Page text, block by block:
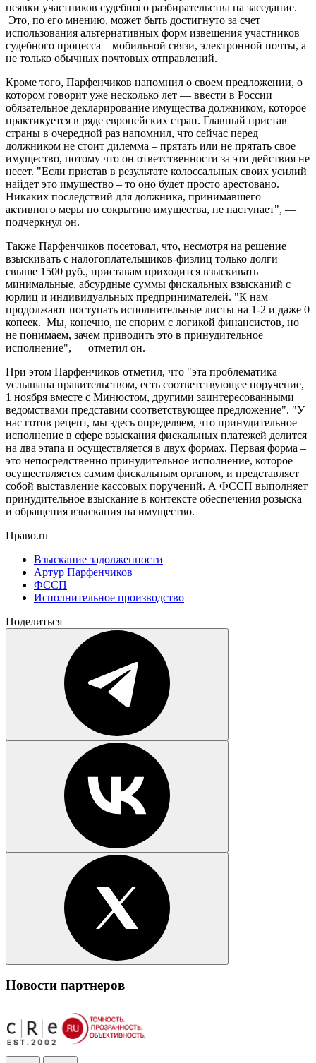
неявки участников судебного разбирательства на заседание.
Это, по его мнению, может быть достигнуто за счет
использования альтернативных форм извещения участников
судебного процесса – мобильной связи, электронной почты, а
не только обычных почтовых отправлений.
Кроме того, Парфенчиков напомнил о своем предложении, о
котором говорит уже несколько лет — ввести в России
обязательное декларирование имущества должником, которое
практикуется в ряде европейских стран. Главный пристав
страны в очередной раз напомнил, что сейчас перед
должником не стоит дилемма – прятать или не прятать свое
имущество, потому что он ответственности за эти действия не
несет. "Если пристав в результате колоссальных своих усилий
найдет это имущество – то оно будет просто арестовано.
Никаких последствий для должника, принимавшего
активного меры по сокрытию имущества, не наступает", —
подчеркнул он.
Также Парфенчиков посетовал, что, несмотря на решение
взыскивать с налогоплательщиков-физлиц только долги
свыше 1500 руб., приставам приходится взыскивать
минимальные, абсурдные суммы фискальных взысканий с
юрлиц и индивидуальных предпринимателей. "К нам
продолжают поступать исполнительные листы на 1-2 и даже 0
копеек. Мы, конечно, не спорим с логикой финансистов, но
не понимаем, зачем приводить это в принудительное
исполнение", — отметил он.
При этом Парфенчиков отметил, что "эта проблематика
услышана правительством, есть соответствующее поручение,
1 ноября вместе с Минюстом, другими заинтересованными
ведомствами представим соответствующее предложение". "У
нас готов рецепт, мы здесь определяем, что принудительное
исполнение в сфере взыскания фискальных платежей делится
на два этапа и осуществляется в двух формах. Первая форма –
это непосредственно принудительное исполнение, которое
осуществляется самим фискальным органом, и представляет
собой выставление кассовых поручений. А ФССП выполняет
принудительное взыскание в контексте обеспечения розыска
и обращения взыскания на имущество.
Право.ru
Взыскание задолженности
Артур Парфенчиков
ФССП
Исполнительное производство
Поделиться
Новости партнеров